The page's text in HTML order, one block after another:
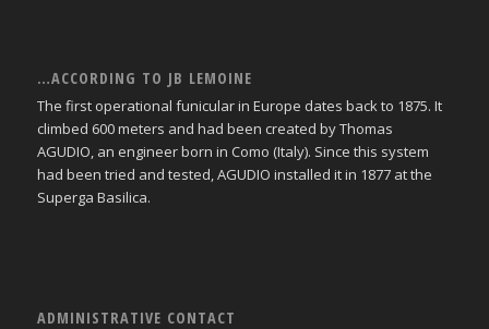
…ACCORDING TO JB LEMOINE
The first operational funicular in Europe dates back to 1875. It
climbed 600 meters and had been created by Thomas
AGUDIO, an engineer born in Como (Italy). Since this system
had been tried and tested, AGUDIO installed it in 1877 at the
Superga Basilica.
ADMINISTRATIVE CONTACT